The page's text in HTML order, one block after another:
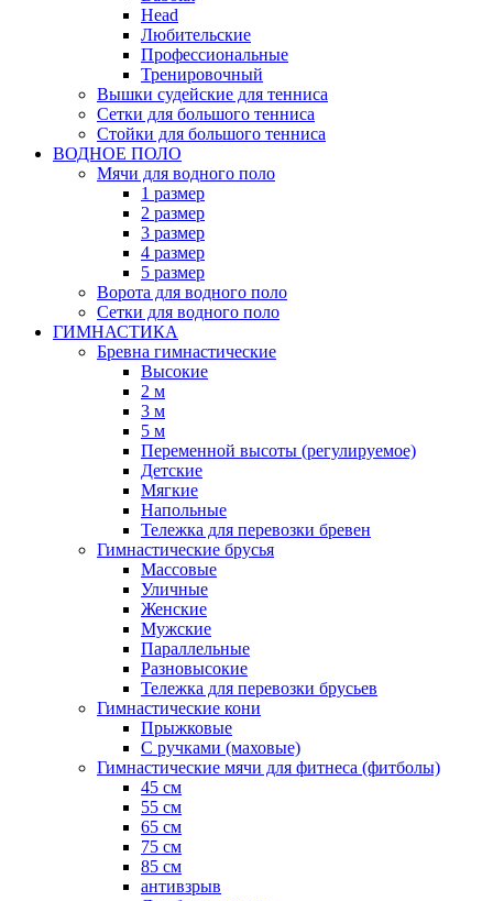
Head
Любительские
Профессиональные
Тренировочный
Вышки судейские для тенниса
Сетки для большого тенниса
Стойки для большого тенниса
ВОДНОЕ ПОЛО
Мячи для водного поло
1 размер
2 размер
3 размер
4 размер
5 размер
Ворота для водного поло
Сетки для водного поло
ГИМНАСТИКА
Бревна гимнастические
Высокие
2 м
3 м
5 м
Переменной высоты (регулируемое)
Детские
Мягкие
Напольные
Тележка для перевозки бревен
Гимнастические брусья
Массовые
Уличные
Женские
Мужские
Параллельные
Разновысокие
Тележка для перевозки брусьев
Гимнастические кони
Прыжковые
С ручками (маховые)
Гимнастические мячи для фитнеса (фитболы)
45 см
55 см
65 см
75 см
85 см
антивзрыв